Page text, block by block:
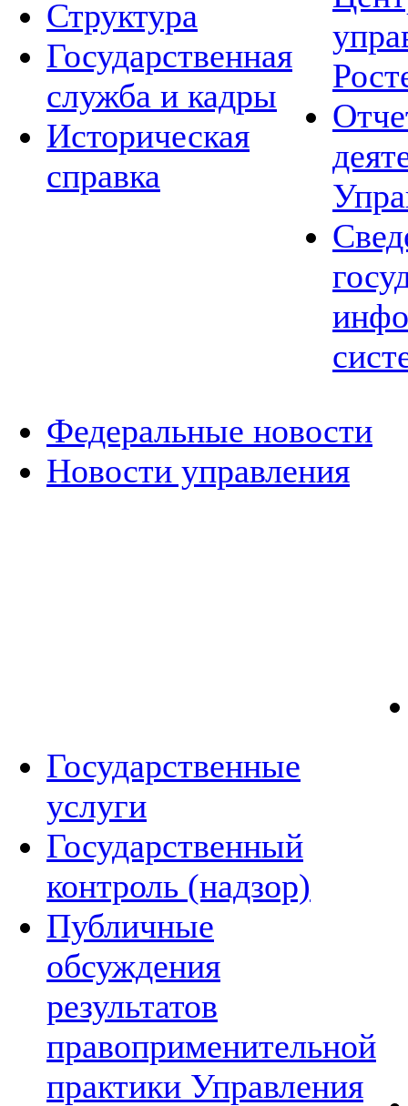
Структура
Государственная
служба и кадры
Историческая
справка
Федеральные новости
Новости управления
Государственные
услуги
Государственный
контроль (надзор)
Публичные
обсуждения
результатов
правоприменительной
практики Управления